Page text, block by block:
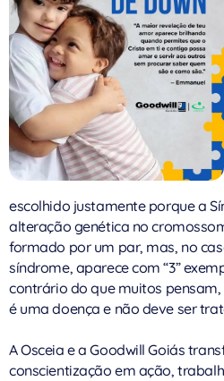
escolhido justamente porque a
alteração genética no
formado por um par, mas, no
síndrome, aparece com “3”
contrário do que muitos
é uma doença e não deve ser
A Osceia e a Goodwill Goiás
conscientização em ação,